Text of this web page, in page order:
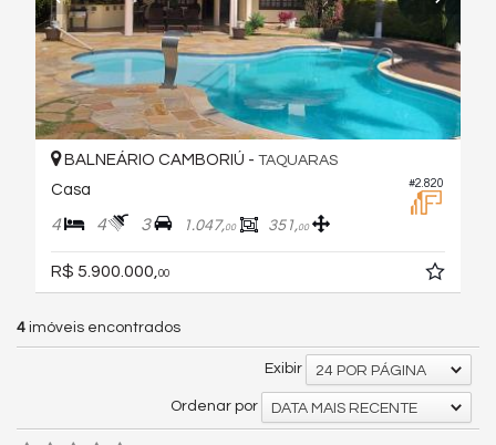
#2.820
BALNEÁRIO CAMBORIÚ - TAQUARAS
Casa
4 4 3 1.047,00 351,00
R$ 5.900.000,00
4 imóveis encontrados
Exibir 24 POR PÁGINA
Ordenar por DATA MAIS RECENTE